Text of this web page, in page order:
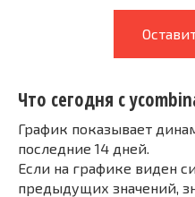
Что сегодня с
График показывает
последние 14 дней.
Если на графике виден
предыдущих значений,